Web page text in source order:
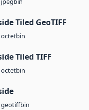
Tiled GeoTIFF
octetbin
Tiled TIFF
octetbin
geotiffbin